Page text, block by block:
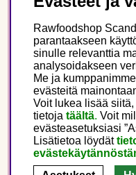
Seuraa meitä
Tämä on Rawfoodshop
Finland
Rawfoodshop
parantaakseen
sinulle relevanttia
analysoidakseen
Me ja
evästeitä
Voit lukea lisää
tietoja täältä. Voit
evästeasetuksiasi
Lisätietoa löydät